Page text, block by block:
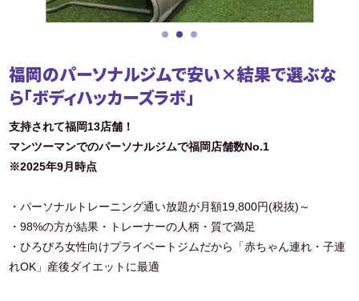
福岡のパーソナルジムで安い×結果で選ぶな
ら「ボディハッカーズラボ」
支持されて福岡13店舗！
マンツーマンでのパーソナルジムで福岡店舗数No.1
※2025年9月時点
・パーソナルトレーニング通い放題が月額19,800円(税抜)～
・98%の方が結果・トレーナーの人柄・質で満足
・ひろびろ女性向けプライベートジムだから「赤ちゃん連れ・子連
れOK」産後ダイエットに最適